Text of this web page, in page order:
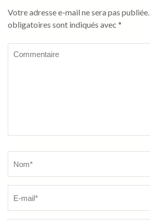
Votre adresse e-mail ne sera pas publiée.
obligatoires sont indiqués avec *